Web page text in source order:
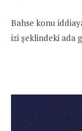
Bahse konu
izi şeklindeki ada